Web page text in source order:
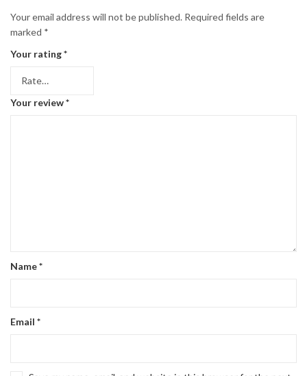
Your email address will not be published. Required fields are
marked *
Your rating*
Your review*
Name*
Email *